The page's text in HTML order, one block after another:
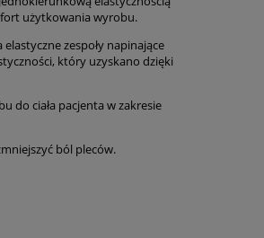
użytkowania wyrobu.
zespoły napinające
który uzyskano dzięki
do ciała pacjenta w zakresie
ból pleców.